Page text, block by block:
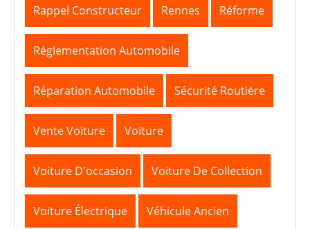
Rappel Constructeur Rennes Réforme
Réglementation Automobile
Réparation Automobile Sécurité Routière
Vente Voiture Voiture
Voiture D'occasion Voiture De Collection
Voiture Électrique Véhicule Ancien